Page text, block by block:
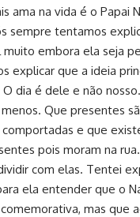
ama na vida é o Papai
sempre tentamos
embora ela seja
explicar que a ideia
O dia é dele e não
Que presentes
comportadas e que
pois moram na
com elas. Tentei
ela entender que o
mas que